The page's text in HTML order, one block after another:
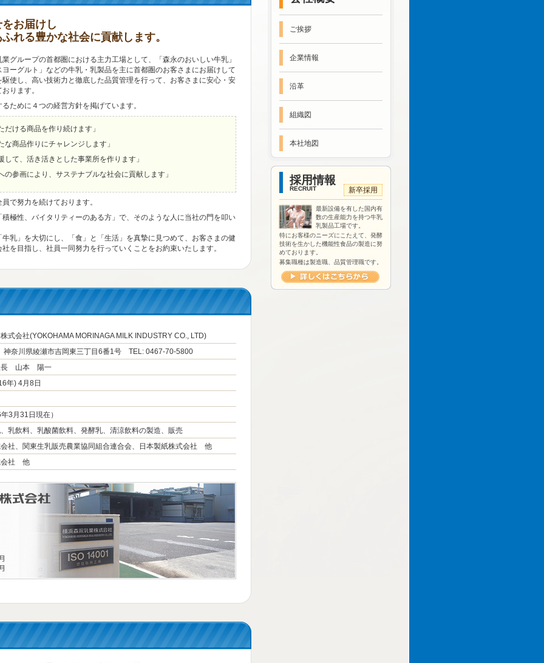
お届けし
れる豊かな社会に貢献します。
グループの首都圏における主力工場として、「森永のおいしい牛乳」
ーグルト」などの牛乳・乳製品を主に首都圏のお客さまにお届けして
使し、高い技術力と徹底した品質管理を行って、お客さまに安心・安
ります。
ために４つの経営方針を掲げています。
ける商品を作り続けます」
商品作りにチャレンジします」
て、活き活きとした事業所を作ります」
参画により、サステナブルな社会に貢献します」
で努力を続けております。
極性、バイタリティーのある方」で、そのような人に当社の門を叩い
乳」を大切にし、「食」と「生活」を真摯に見つめて、お客さまの健
を目指し、社員一同努力を行っていくことをお約束いたします。
式会社(YOKOHAMA MORINAGA MILK INDUSTRY CO., LTD)
奈川県綾瀬市吉岡東三丁目6番1号 TEL: 0467-70-5800
長 山本 陽一
年) 4月8日
3月31日現在）
乳飲料、乳酸菌飲料、発酵乳、清涼飲料の製造、販売
社、関東生乳販売農業協同組合連合会、日本製紙株式会社 他
会社 他
ご挨拶
企業情報
沿革
組織図
本社地図
採用情報
RECRUIT 新卒採用
最新設備を有した国内有
数の生産能力を持つ牛乳
乳製品工場です。
特にお客様のニーズにこたえて、発酵
技術を生かした機能性食品の製造に努
めております。
募集職種は製造職、品質管理職です。